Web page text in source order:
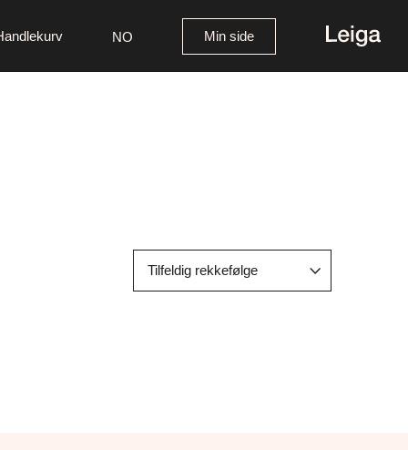
NO Min side